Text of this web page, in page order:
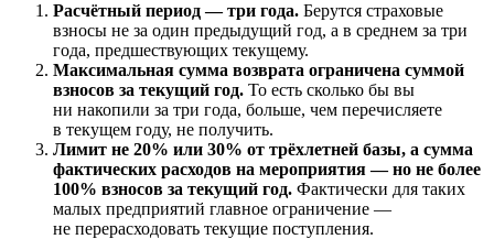
Расчётный период — три года. Берутся страховые
взносы не за один предыдущий год, а в среднем за три
года, предшествующих текущему.
Максимальная сумма возврата ограничена суммой
взносов за текущий год. То есть сколько бы вы
ни накопили за три года, больше, чем перечисляете
в текущем году, не получить.
Лимит не 20% или 30% от трёхлетней базы, а сумма
фактических расходов на мероприятия — но не более
100% взносов за текущий год. Фактически для таких
малых предприятий главное ограничение —
не перерасходовать текущие поступления.